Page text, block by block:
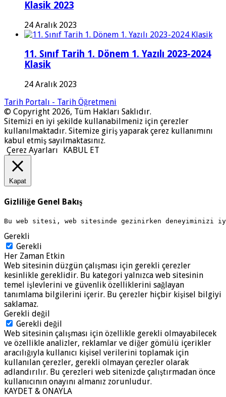
Klasik 2023
24 Aralık 2023
11. Sınıf Tarih 1. Dönem 1. Yazılı 2023-2024
Klasik
24 Aralık 2023
Tarih Portalı - Tarih Öğretmeni
© Copyright 2026, Tüm Hakları Saklıdır.
Sitemizi en iyi şekilde kullanabilmeniz için çerezler
kullanılmaktadır. Sitemize giriş yaparak çerez kullanımını
kabul etmiş sayılmaktasınız.
Çerez Ayarları
KABUL ET
Kapat
Gizliliğe Genel Bakış
Bu web sitesi, web sitesinde gezinirken deneyiminizi
Gerekli
Gerekli
Her Zaman Etkin
Web sitesinin düzgün çalışması için gerekli çerezler
kesinlikle gereklidir. Bu kategori yalnızca web sitesinin
temel işlevlerini ve güvenlik özelliklerini sağlayan
tanımlama bilgilerini içerir. Bu çerezler hiçbir kişisel bilgiyi
saklamaz.
Gerekli değil
Gerekli değil
Web sitesinin çalışması için özellikle gerekli olmayabilecek
ve özellikle analizler, reklamlar ve diğer gömülü içerikler
aracılığıyla kullanıcı kişisel verilerini toplamak için
kullanılan çerezler, gerekli olmayan çerezler olarak
adlandırılır. Bu çerezleri web sitenizde çalıştırmadan önce
kullanıcının onayını almanız zorunludur.
KAYDET & ONAYLA